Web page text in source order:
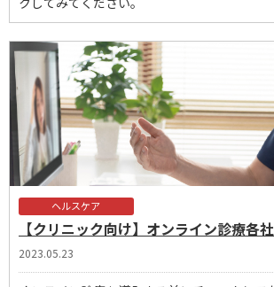
ヘルスケア
【クリニック向け】オンライン診療各
2023.05.23